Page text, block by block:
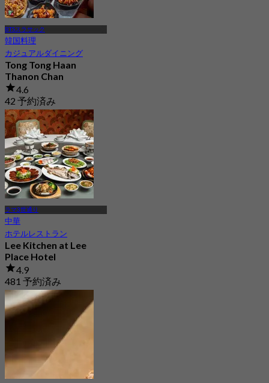
BTSスラサック
韓国料理
カジュアルダイニング
Tong Tong Haan
Thanon Chan
4.6
42 予約済み
から฿ 295
ラマ3世通り
中華
ホテルレストラン
Lee Kitchen at Lee
Place Hotel
4.9
481 予約済み
から ฿ 497.5